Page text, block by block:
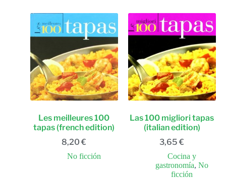
Les meilleures 100
tapas (french edition)
8,20€
No ficción
Las 100 migliori tapas
(italian edition)
3,65€
Cocina y
gastronomía,No
ficción